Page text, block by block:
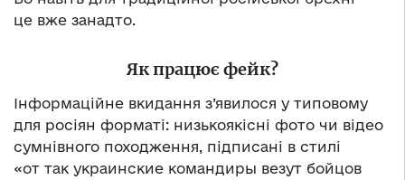
це вже занадто.
Як працює фейк?
Інформаційне вкидання з’явилося у типовому
для росіян форматі: низькоякісні фото чи відео
сумнівного походження, підписані в стилі
«от так украинские командиры везут бойцов